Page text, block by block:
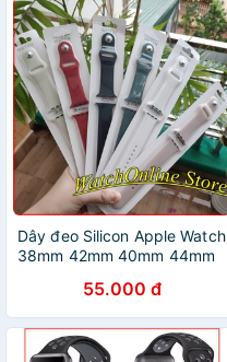
Dây đeo Silicon Apple Watch
38mm 42mm 40mm 44mm
55.000 đ